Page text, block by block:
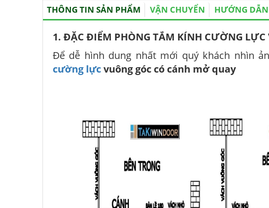
THÔNG TIN SẢN PHẨM VẬN CHUYỂN HƯỚNG
1. ĐẶC ĐIỂM PHÒNG TẮM KÍNH CƯỜNG LỰC
Để dễ hình dung nhất mới quý khách nhìn
cường lựcvuông góc có cánh mở quay